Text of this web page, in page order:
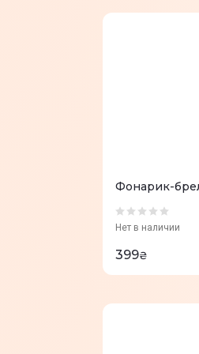
Фонарик-
Нет в наличии
399₴